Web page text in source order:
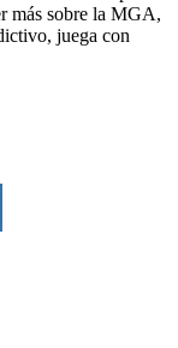
más sobre la MGA,
juega con